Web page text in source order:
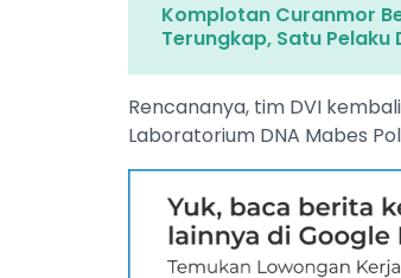
Komplotan Curanmor
Terungkap, Satu Pelaku
Rencananya, tim DVI
Laboratorium DNA Mabes